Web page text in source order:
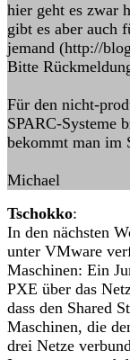
hier geht es zwar
gibt es aber auch
jemand (http://
Bitte
Für den nicht-
SPARC-Systeme
bekommt man im
Michael
Tschokko:
In den nächsten
unter VMware
Maschinen: Ein
PXE über das
dass den Shared
Maschinen, die
drei Netze